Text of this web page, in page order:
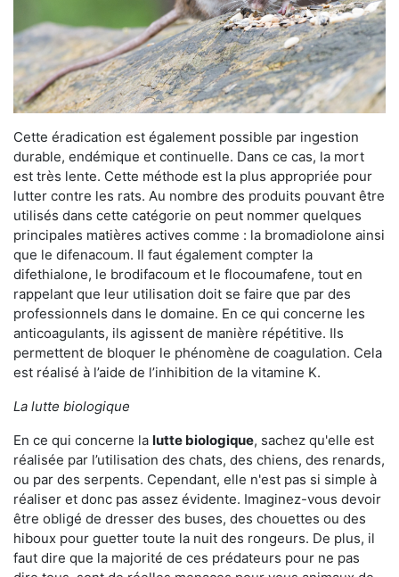
Cette éradication est également possible par ingestion
durable, endémique et continuelle. Dans ce cas, la mort
est très lente. Cette méthode est la plus appropriée pour
lutter contre les rats. Au nombre des produits pouvant être
utilisés dans cette catégorie on peut nommer quelques
principales matières actives comme : la bromadiolone ainsi
que le difenacoum. Il faut également compter la
difethialone, le brodifacoum et le flocoumafene, tout en
rappelant que leur utilisation doit se faire que par des
professionnels dans le domaine. En ce qui concerne les
anticoagulants, ils agissent de manière répétitive. Ils
permettent de bloquer le phénomène de coagulation. Cela
est réalisé à l’aide de l’inhibition de la vitamine K.
La lutte biologique
En ce qui concerne la lutte biologique, sachez qu'elle est
réalisée par l’utilisation des chats, des chiens, des renards,
ou par des serpents. Cependant, elle n'est pas si simple à
réaliser et donc pas assez évidente. Imaginez-vous devoir
être obligé de dresser des buses, des chouettes ou des
hiboux pour guetter toute la nuit des rongeurs. De plus, il
faut dire que la majorité de ces prédateurs pour ne pas